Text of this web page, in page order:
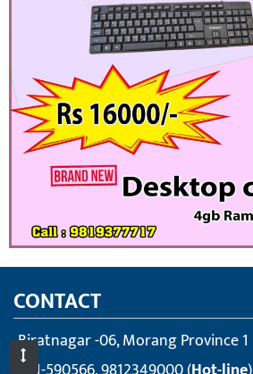
CONTACT
Biratnagar -06, Morang Province 1